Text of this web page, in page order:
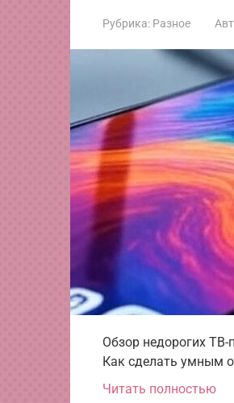
Рубрика: Разное
Обзор недорогих
Как сделать умным
Читать полностью